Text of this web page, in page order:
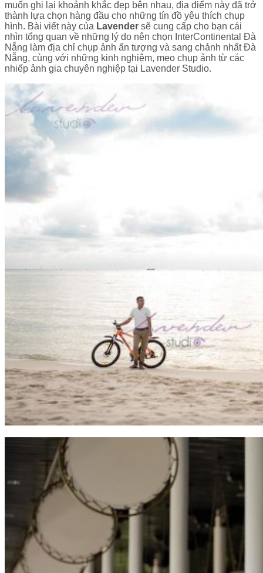
muốn ghi lại khoảnh khắc đẹp bên nhau, địa điểm này đã trở
thành lựa chọn hàng đầu cho những tín đồ yêu thích chụp
hình. Bài viết này của Lavender sẽ cung cấp cho bạn cái
nhìn tổng quan về những lý do nên chọn InterContinental Đà
Nẵng làm địa chỉ chụp ảnh ấn tượng và sang chảnh nhất Đà
Nẵng, cùng với những kinh nghiệm, mẹo chụp ảnh từ các
nhiếp ảnh gia chuyên nghiệp tại Lavender Studio.